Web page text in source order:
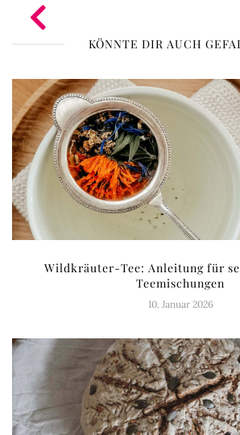
KÖNNTE DIR AUCH
Wildkräuter-Tee: Anleitung für
Teemischungen
10. Januar 2026